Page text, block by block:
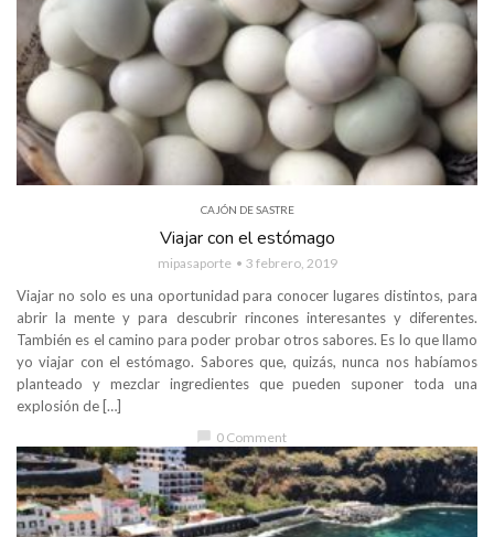
CAJÓN DE SASTRE
Viajar con el estómago
mipasaporte 3 febrero, 2019
Viajar no solo es una oportunidad para conocer lugares distintos, para
abrir la mente y para descubrir rincones interesantes y diferentes.
También es el camino para poder probar otros sabores. Es lo que llamo
yo viajar con el estómago. Sabores que, quizás, nunca nos habíamos
planteado y mezclar ingredientes que pueden suponer toda una
explosión de […]
0 Comment